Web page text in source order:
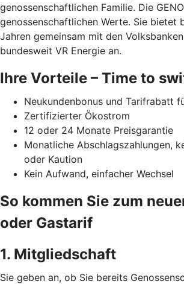
genossenschaftlichen Familie. Die
genossenschaftlichen Werte. Sie bietet
Jahren gemeinsam mit den
bundesweit VR Energie an.
Ihre Vorteile – Time to
Neukundenbonus und Tarifrabatt
Zertifizierter Ökostrom
12 oder 24 Monate Preisgarantie
Monatliche Abschlagszahlungen,
oder Kaution
Kein Aufwand, einfacher Wechsel
So kommen Sie zum
oder Gastarif
1. Mitgliedschaft
Sie geben an, ob Sie bereits